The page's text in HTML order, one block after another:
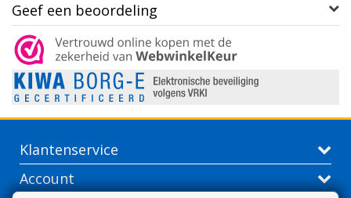
Geef een beoordeling
Klantenservice
Account